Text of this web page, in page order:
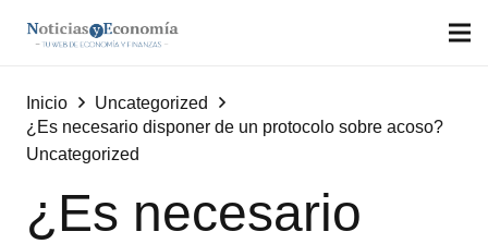
Inicio
Uncategorized
¿Es necesario disponer de un protocolo sobre acoso?
Uncategorized
¿Es necesario